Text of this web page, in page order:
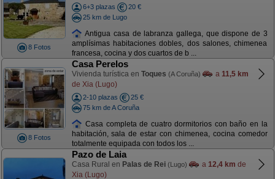
8 Fotos
6+3 plazas
20 €
25 km de Lugo
Antigua casa de labranza gallega, que dispone de 3
amplísimas habitaciones dobles, dos salones, chimenea
francesa, cocina y dos cuartos de b ...
8 Fotos
Casa Perelos
Vivienda turística en Toques (A Coruña) a 11,5 km
de Xia (Lugo)
2-10 plazas
25 €
75 km de A Coruña
Casa completa de cuatro dormitorios con baño en la
habitación, sala de estar con chimenea, cocina comedor
totalmente equipada con todos los ...
Pazo de Laia
Casa Rural en Palas de Rei (Lugo) a 12,4 km de
Xia (Lugo)